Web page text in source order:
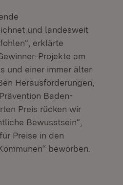
und landesweit
erklärte
Projekte am
und einer immer älter
Herausforderungen,
Baden-
Preis rücken wir
Bewusstsein“,
Preise in den
beworben.